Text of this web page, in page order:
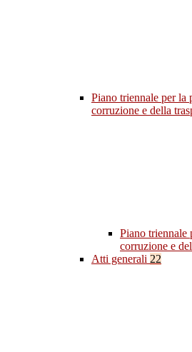
Piano triennale per la
corruzione e della
Piano triennale
corruzione e
Atti generali 22